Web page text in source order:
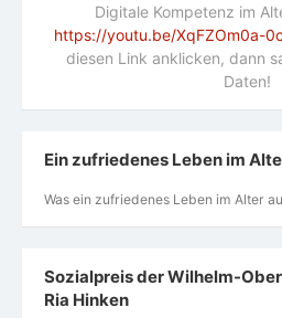
Digitale Kompetenz im
https://youtu.be/XqFZOm0a-0c
diesen Link anklicken, dann
Daten!
Ein zufriedenes Leben im
Was ein zufriedenes Leben im Alter
Sozialpreis der Wilhelm-
Ria Hinken